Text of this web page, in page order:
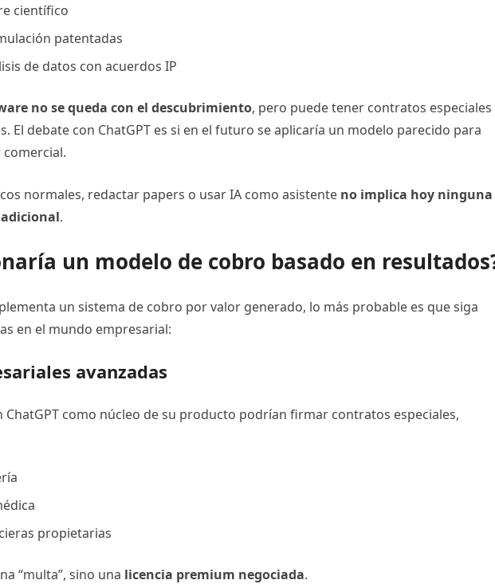
científico
patentadas
de datos con acuerdos IP
no se queda con el descubrimiento, pero puede tener contratos especiales
El debate con ChatGPT es si en el futuro se aplicaría un modelo parecido para
normales, redactar papers o usar IA como asistente no implica hoy ninguna
.
un modelo de cobro basado en
un sistema de cobro por valor generado, lo más probable es que siga
en el mundo empresarial:
avanzadas
ChatGPT como núcleo de su producto podrían firmar contratos especiales,
propietarias
“multa”, sino una licencia premium negociada.